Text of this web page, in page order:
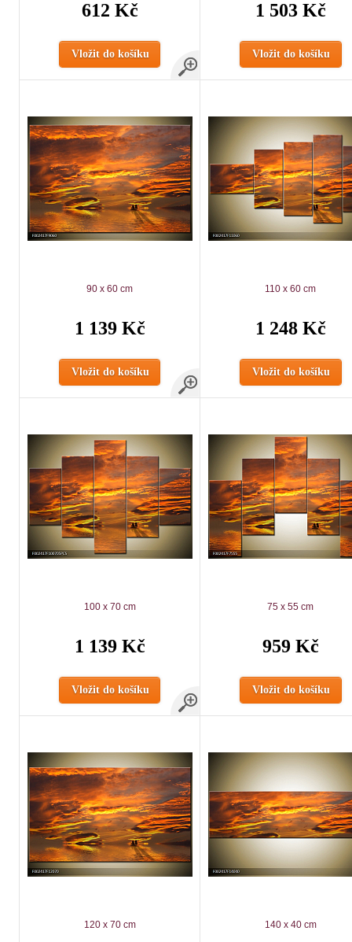
612 Kč
Vložit do košíku
1 503 Kč
Vložit do košíku
90 x 60 cm
1 139 Kč
Vložit do košíku
110 x 60 cm
1 248 Kč
Vložit do košíku
100 x 70 cm
1 139 Kč
Vložit do košíku
75 x 55 cm
959 Kč
Vložit do košíku
120 x 70 cm 140 x 40 cm